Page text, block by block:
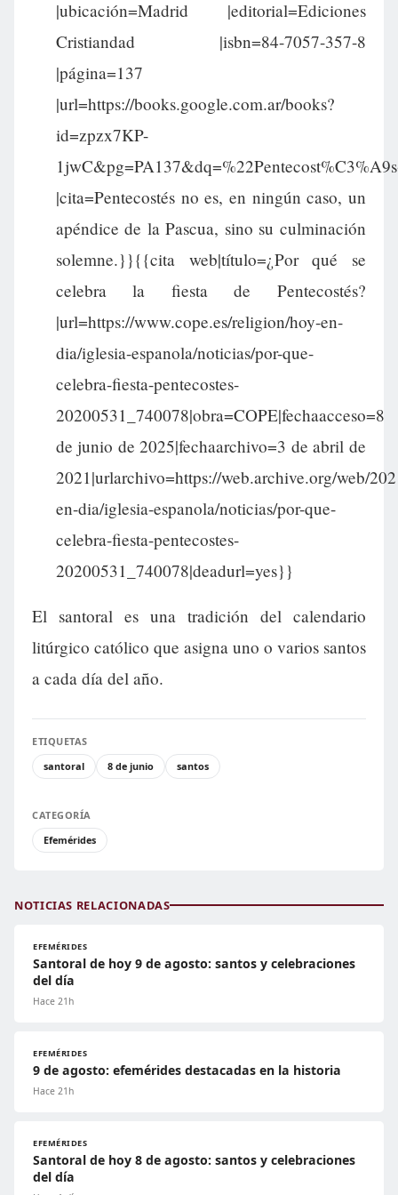
|ubicación=Madrid |editorial=Ediciones
Cristiandad |isbn=84-7057-357-8
|página=137
|url=https://books.google.com.ar/books?
id=zpzx7KP-
|cita=Pentecostés no es, en ningún caso, un
apéndice de la Pascua, sino su culminación
solemne.}}{{cita web|título=¿Por qué se
celebra la fiesta de Pentecostés?
|url=https://www.cope.es/religion/hoy-en-
dia/iglesia-espanola/noticias/por-que-
celebra-fiesta-pentecostes-
20200531_740078|obra=COPE|fechaacceso=8
de junio de 2025|fechaarchivo=3 de abril de
2021|urlarchivo=https://web.archive.org/web/
en-dia/iglesia-espanola/noticias/por-que-
celebra-fiesta-pentecostes-
20200531_740078|deadurl=yes}}
El santoral es una tradición del calendario
litúrgico católico que asigna uno o varios santos
a cada día del año.
ETIQUETAS
santoral
8 de junio santos
CATEGORÍA
Efemérides
NOTICIAS RELACIONADAS
EFEMÉRIDES
Santoral de hoy 9 de agosto: santos y celebraciones
del día
Hace 21h
EFEMÉRIDES
9 de agosto: efemérides destacadas en la historia
Hace 21h
EFEMÉRIDES
Santoral de hoy 8 de agosto: santos y celebraciones
del día